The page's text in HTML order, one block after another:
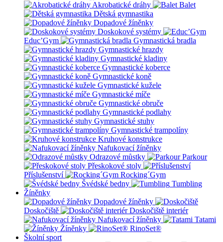
Akrobatické dráhy
Balet
Dětská gymnastika
Dopadové žíněnky
Doskokové systémy
Educ’Gym
Gymnastická bradla
Gymnastické hrazdy
Gymnastické kladiny
Gymnastické koberce
Gymnastické koně
Gymnastické kužele
Gymnastické míče
Gymnastické obruče
Gymnastické podlahy
Gymnastické stuhy
Gymnastické trampolíny
Kruhové konstrukce
Nafukovací žíněnky
Odrazové můstky
Parkour
Přeskokové stoly
Příslušenství
Rocking´Gym
Švédské bedny
Tumbling
Žíněnky
Dopadové žíněnky
Doskočiště
Doskočiště interiér
Nafukovací žíněnky
Tatami
Žíněnky
RinoSet®
Školní sport